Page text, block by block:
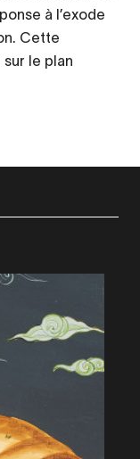
à l’exode
Cette
le plan